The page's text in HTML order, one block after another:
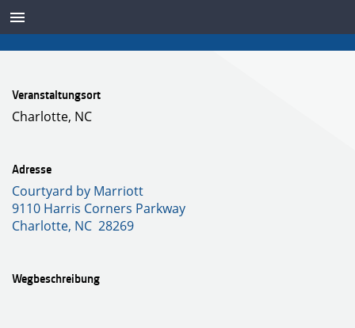
SENSOREN
Veranstaltungsort
Charlotte, NC
Adresse
Courtyard by Marriott
9110 Harris Corners Parkway
Charlotte, NC 28269
Wegbeschreibung